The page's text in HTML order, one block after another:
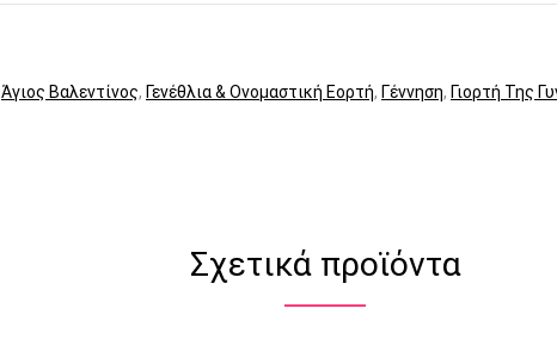
Άγιος Βαλεντίνος, Γενέθλια & Ονομαστική Εορτή, Γέννηση, Γιορτή Της
Σχετικά προϊόντα